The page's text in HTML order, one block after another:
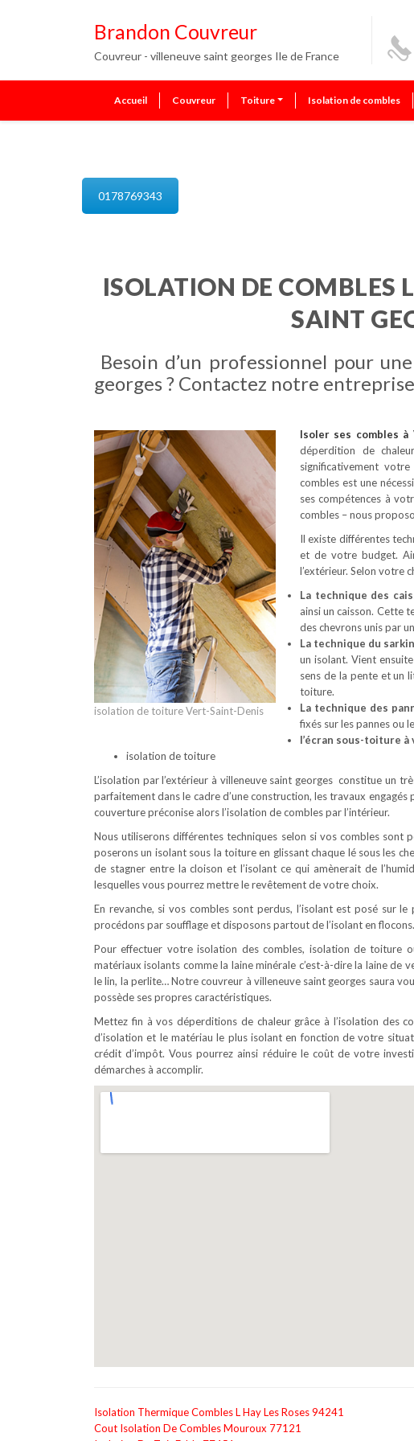
Brandon Couvreur
Couvreur - villeneuve saint georges Ile de France
Accueil Couvreur Toiture Isolation de combles
0178769343
ISOLATION DE COMBLES
SAINT
Besoin d’un professionnel pour
georges ? Contactez notre
isolation de toiture Vert-Saint-Denis
Isoler ses combles à
déperdition de
significativement
combles est une
ses compétences à
combles – nous
Il existe différentes
et de votre budget.
l’extérieur. Selon votre
La technique des
ainsi un caisson. Cette
des chevrons unis par
La technique du
un isolant. Vient
sens de la pente et un
toiture.
La technique des
fixés sur les pannes ou
l’écran sous-toiture
isolation de toiture
L’isolation par l’extérieur à villeneuve saint georges constitue un
parfaitement dans le cadre d’une construction, les travaux
couverture préconise alors l’isolation de combles par l’intérieur.
Nous utiliserons différentes techniques selon si vos combles sont
poserons un isolant sous la toiture en glissant chaque lé sous les
de stagner entre la cloison et l’isolant ce qui amènerait de
lesquelles vous pourrez mettre le revêtement de votre choix.
En revanche, si vos combles sont perdus, l’isolant est posé sur
procédons par soufflage et disposons partout de l’isolant en flocons.
Pour effectuer votre isolation des combles, isolation de toiture
matériaux isolants comme la laine minérale c’est-à-dire la laine de
le lin, la perlite… Notre couvreur à villeneuve saint georges saura
possède ses propres caractéristiques.
Mettez fin à vos déperditions de chaleur grâce à l’isolation des
d’isolation et le matériau le plus isolant en fonction de votre
crédit d’impôt. Vous pourrez ainsi réduire le coût de votre
démarches à accomplir.
Isolation Thermique Combles L Hay Les Roses 94241
Cout Isolation De Combles Mouroux 77121